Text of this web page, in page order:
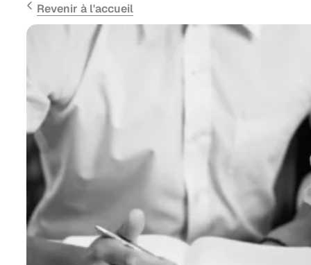
Revenir à l'accueil